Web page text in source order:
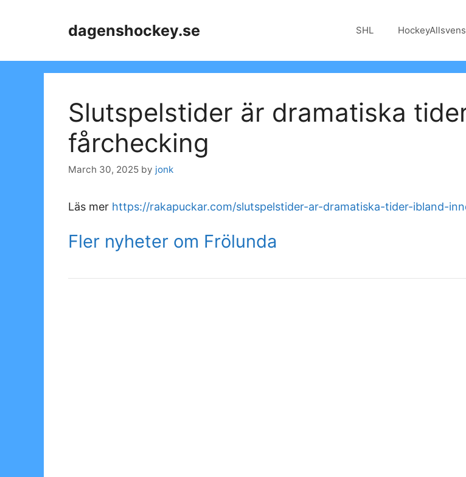
dagenshockey.se SHL
Slutspelstider är dramatiska
fårchecking
March 30, 2025 by jonk
Läs mer https://rakapuckar.com/slutspelstider-ar-dramatiska-tider-ibland-
Fler nyheter om Frölunda